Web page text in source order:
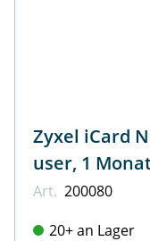
Zyxel iCard
user, 1
Art. 200080
20+ an Lager